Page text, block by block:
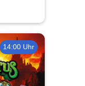
14:00 Uhr